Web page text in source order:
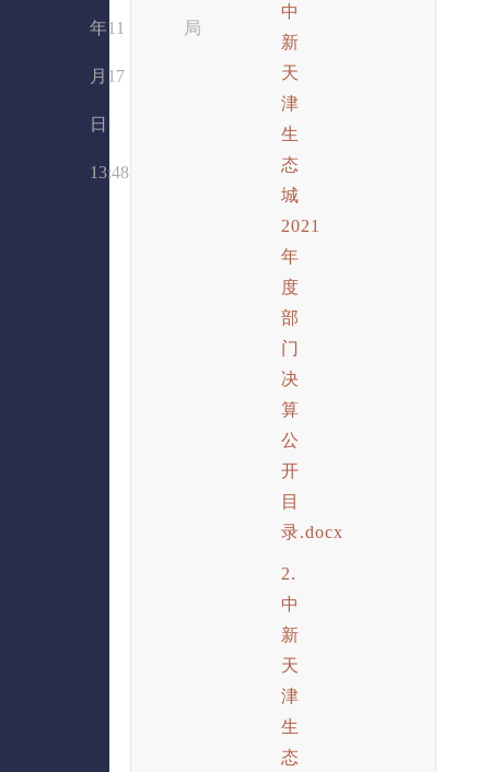
年11
月17
日
13:48
局
中
新
天
津
生
态
城
2021
年
度
部
门
决
算
公
开
目
录.docx
2.
中
新
天
津
生
态